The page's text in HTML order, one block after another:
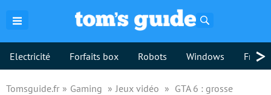
Electricité Forfaits box Robots Windows >
Tomsguide.fr Gaming Jeux vidéo
GTA 6 : grosse